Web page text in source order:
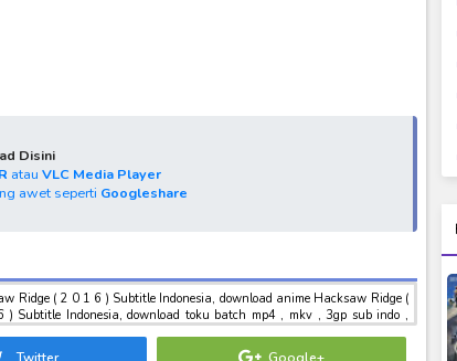
Disini
atau VLC Media Player
awet seperti Googleshare
Ridge ( 2 0 1 6 ) Subtitle Indonesia, download anime Hacksaw Ridge (
Subtitle Indonesia, download toku batch mp4 , mkv , 3gp sub indo ,
Twitter Google+